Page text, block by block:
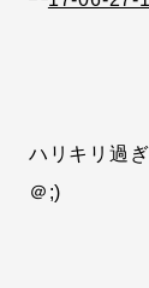
ハリキリ過
＠;)